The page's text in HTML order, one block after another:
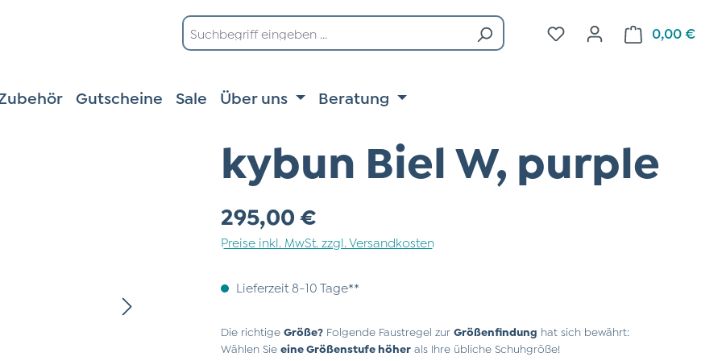
Du hast 0 Produkte auf
0,00 €
Gutscheine Sale Über uns Beratung
kybun Biel W, purple
Regulärer Preis:
295,00 €
Preise inkl. MwSt. zzgl. Versandkosten
Lieferzeit 8-10 Tage**
Die richtige Größe? Folgende Faustregel zur Größenfindung hat sich bewährt:
Wählen Sie eine Größenstufe höher als Ihre übliche Schuhgröße!